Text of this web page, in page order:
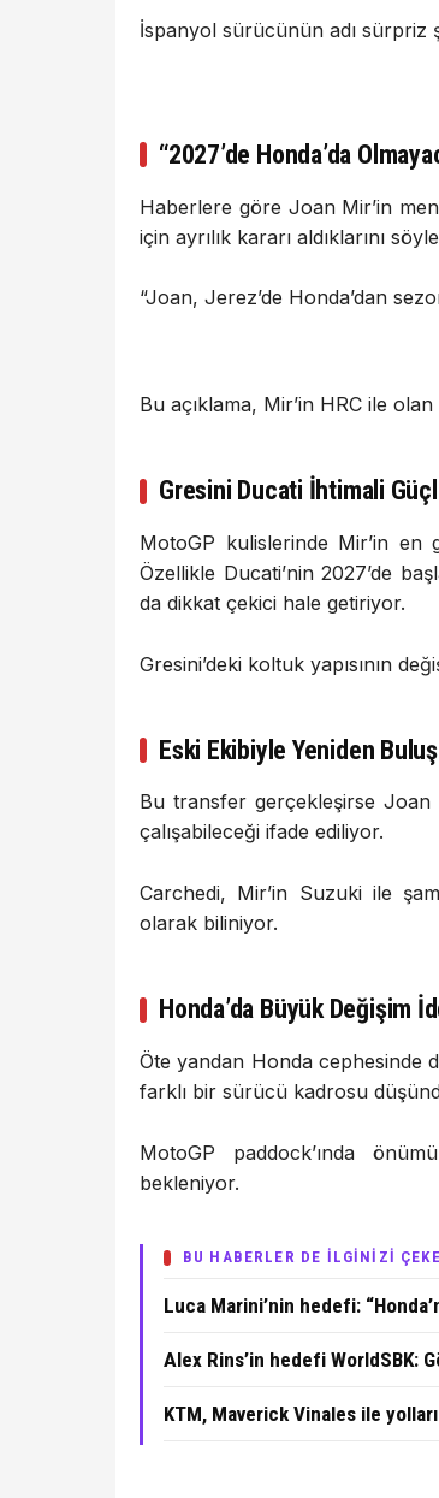
İspanyol sürücünün adı sürpriz
“2027’de Honda’da
Haberlere göre Joan Mir’in
için ayrılık kararı aldıklarını
“Joan, Jerez’de Honda’dan
Bu açıklama, Mir’in HRC ile
Gresini Ducati İhtimali
MotoGP kulislerinde Mir’in
Özellikle Ducati’nin 2027’de
da dikkat çekici hale getiriyor.
Gresini’deki koltuk yapısının
Eski Ekibiyle Yeniden
Bu transfer gerçekleşirse Joan
çalışabileceği ifade ediliyor.
Carchedi, Mir’in Suzuki ile
olarak biliniyor.
Honda’da Büyük Değişim
Öte yandan Honda cephesinde
farklı bir sürücü kadrosu
MotoGP paddock’ında
bekleniyor.
BU HABERLER DE İLGİNİZİ
Luca Marini’nin hedefi:
Alex Rins’in hedefi WorldSBK:
KTM, Maverick Vinales ile